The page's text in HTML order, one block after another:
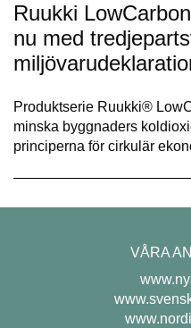
Ruukki
nu med
Produktserie Ruukki®
minska byggnaders
principerna för cirkulär
VÅRA